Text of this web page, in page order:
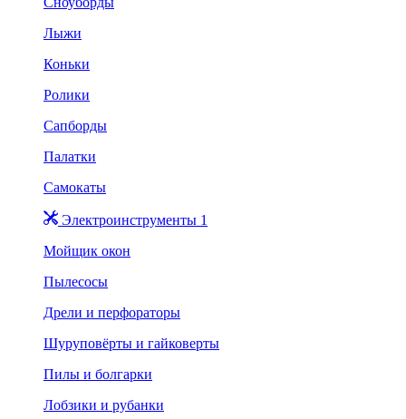
Лыжи
Коньки
Ролики
Сапборды
Палатки
Самокаты
Электроинструменты 1
Мойщик окон
Пылесосы
Дрели и перфораторы
Шуруповёрты и гайковерты
Пилы и болгарки
Лобзики и рубанки